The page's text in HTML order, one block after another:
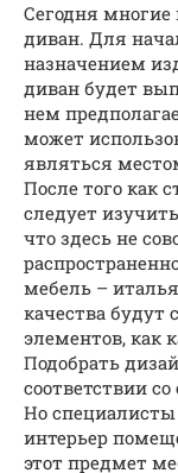
Сегодня
диван. Для
назначением
диван будет
нем
может
являться
После того как
следует
что здесь не
мебель –
качества будут
элементов, как
Подобрать
соответствии
Но
интерьер
этот предмет